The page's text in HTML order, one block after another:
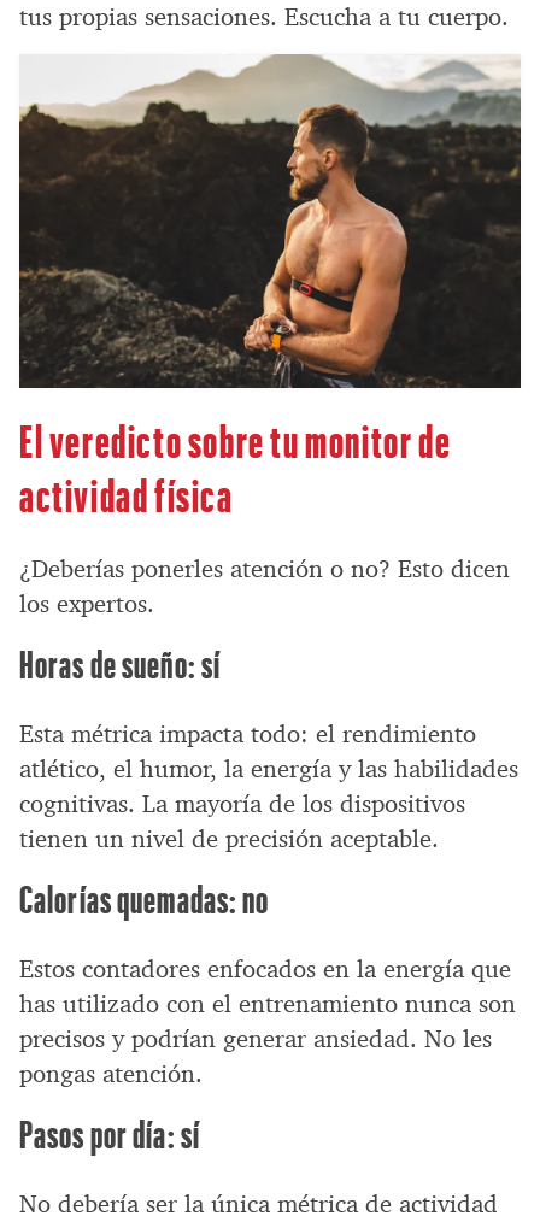
tus propias sensaciones. Escucha a tu cuerpo.
El veredicto sobre tu monitor de
actividad física
¿Deberías ponerles atención o no? Esto dicen
los expertos.
Horas de sueño: sí
Esta métrica impacta todo: el rendimiento
atlético, el humor, la energía y las habilidades
cognitivas. La mayoría de los dispositivos
tienen un nivel de precisión aceptable.
Calorías quemadas: no
Estos contadores enfocados en la energía que
has utilizado con el entrenamiento nunca son
precisos y podrían generar ansiedad. No les
pongas atención.
Pasos por día: sí
No debería ser la única métrica de actividad